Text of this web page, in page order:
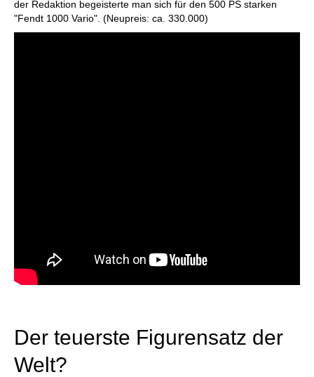
der Redaktion begeisterte man sich für den 500 PS starken
"Fendt 1000 Vario". (Neupreis: ca. 330.000)
Der teuerste Figurensatz der
Welt?